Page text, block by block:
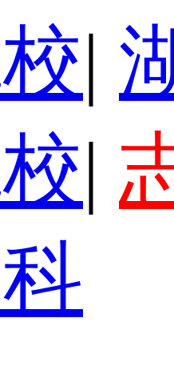
|
|